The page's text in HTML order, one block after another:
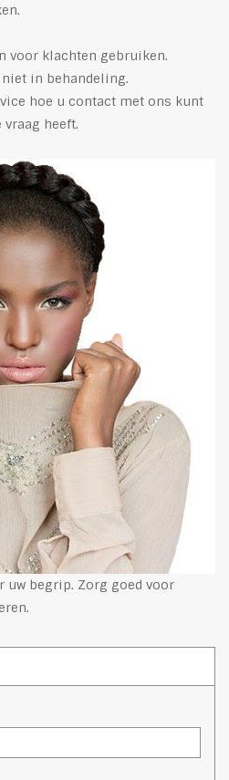
voor klachten gebruiken.
in behandeling.
hoe u contact met ons kunt
heeft.
begrip. Zorg goed voor